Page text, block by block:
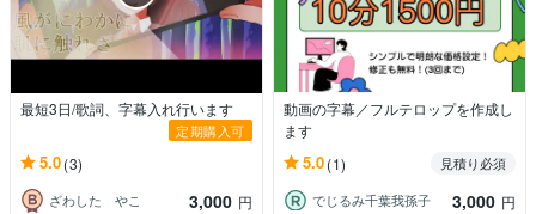
最短3日/歌詞、字幕入れ行います
定期購入可
5.0(3)
ざわした やこ 3,000 円
動画の字幕／フルテロップを作成し
ます
5.0(1)
見積り必須
でじるみ千葉我孫子
3,000 円